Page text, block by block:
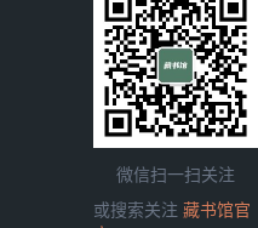
微信扫一扫关注
或搜索关注 藏书馆官